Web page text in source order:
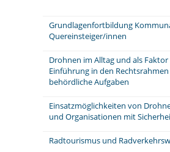
Grundlagenfortbildung
Quereinsteiger/innen
Drohnen im Alltag und als
Einführung in den
behördliche Aufgaben
Einsatzmöglichkeiten von
und Organisationen mit
Radtourismus und